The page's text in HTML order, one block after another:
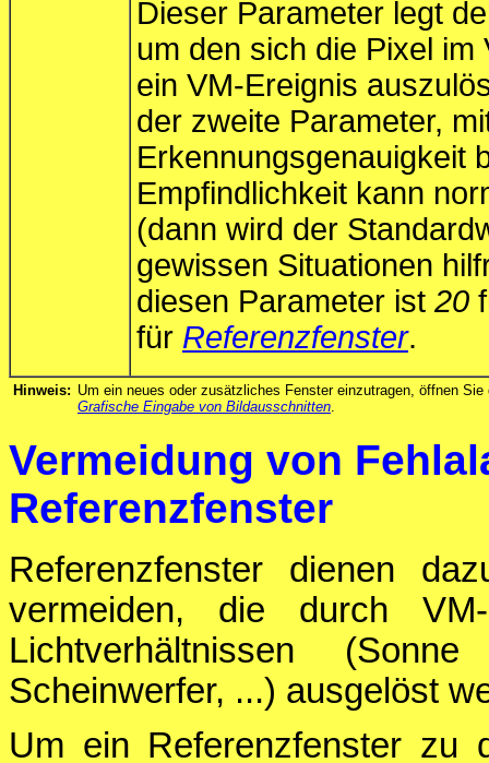
Dieser Parameter legt
um den sich die Pixel
ein VM-Ereignis
der zweite Parameter,
Erkennungsgenauigkeit
Empfindlichkeit kann
(dann wird der
gewissen Situationen
diesen Parameter ist 20
für Referenzfenster.
Hinweis: Um ein neues oder zusätzliches Fenster einzutragen, öffnen
Grafische Eingabe von Bildausschnitten.
Vermeidung von
Referenzfenster
Referenzfenster dienen
vermeiden, die durch
Lichtverhältnissen
Scheinwerfer, ...) ausgelöst
Um ein Referenzfenster zu